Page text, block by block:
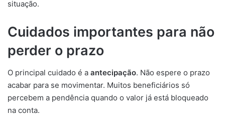
situação.
Cuidados importantes para não
perder o prazo
O principal cuidado é a antecipação. Não espere o prazo
acabar para se movimentar. Muitos beneficiários só
percebem a pendência quando o valor já está bloqueado
na conta.